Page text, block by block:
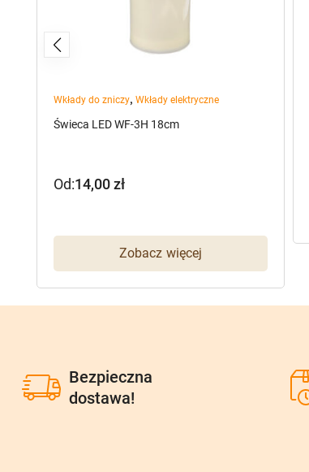
Wkłady do zniczy, Wkłady elektryczne
Świeca LED WF-3H 18cm
Zobacz więcej
Od:14,00zł
Bezpieczna
dostawa!